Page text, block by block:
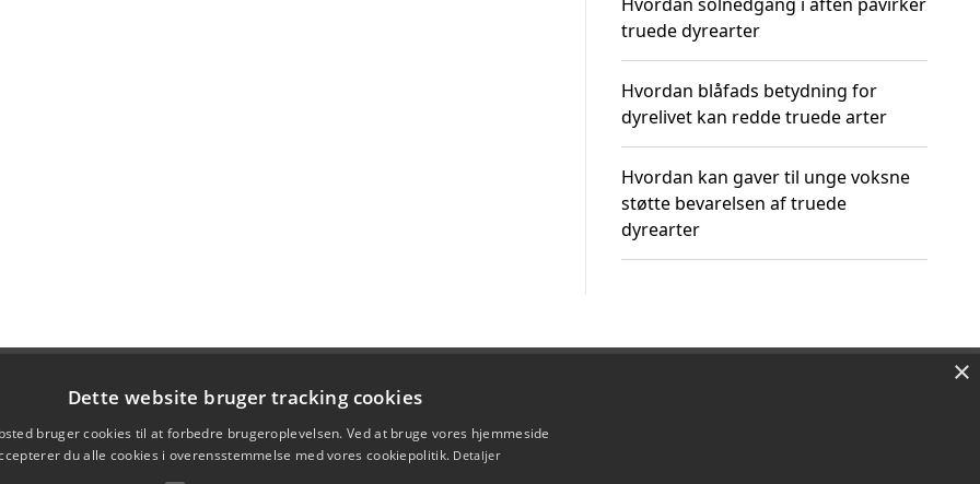
truede dyrearter
Hvordan blåfads betydning for
dyrelivet kan redde truede arter
Hvordan kan gaver til unge voksne
støtte bevarelsen af truede
dyrearter
×
Dette website bruger tracking cookies
bruger cookies til at forbedre brugeroplevelsen. Ved at bruge vores hjemmeside
du alle cookies i overensstemmelse med vores cookiepolitik. Detaljer